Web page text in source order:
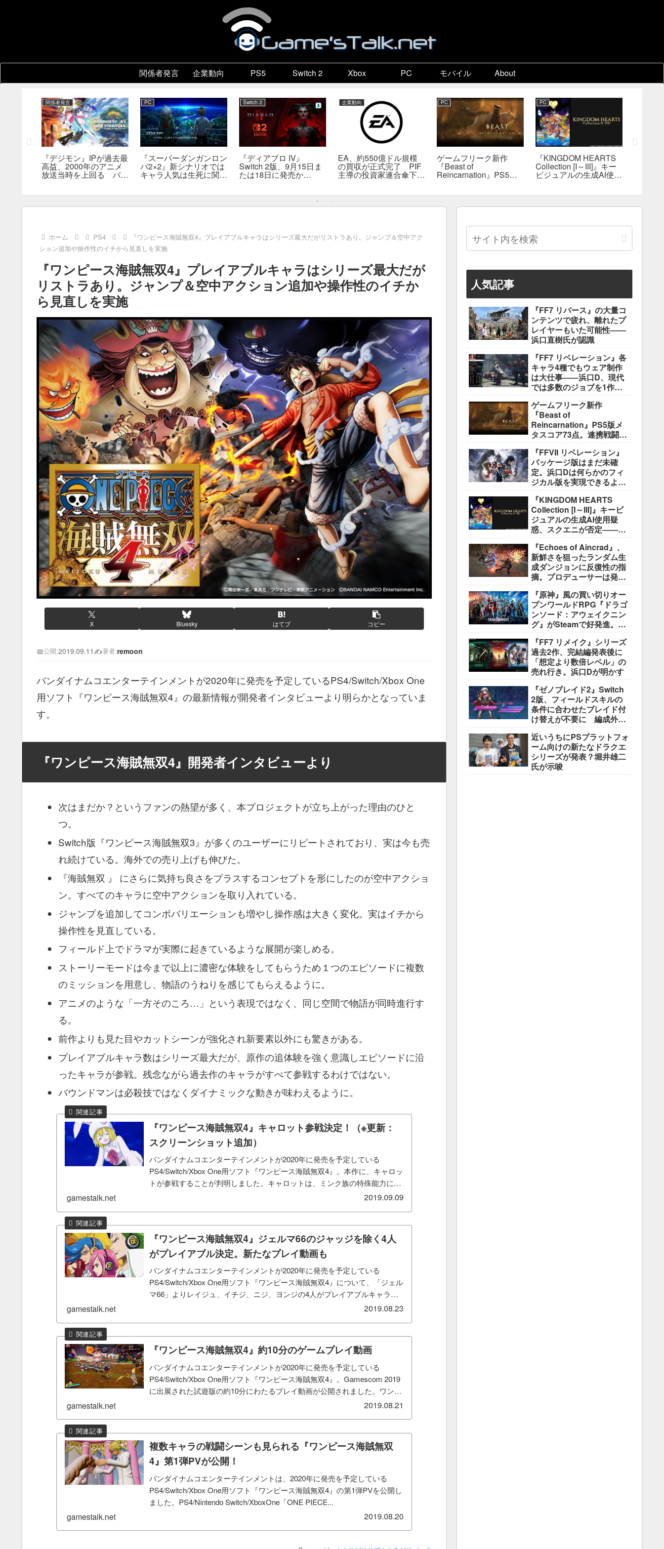
関係者発言 企業動向 PS5 Switch 2 Xbox PC モバイル About
関係者発言
『デジモン』IPが過去最
高益、2000年のアニメ
放送当時を上回る バン
PC
『スーパーダンガンロン
パ2×2』新シナリオでは
キャラ人気は生死に関係
Switch 2
『ディアブロ IV』
Switch 2版、9月15日ま
たは18日に発売か
企業動向
EA、約550億ドル規模
の買収が正式完了 PIF
主導の投資家連合傘下で
PC
ゲームフリーク新作
『Beast of
Reincarnation』PS5版
満
PC
『KINGDOM HEARTS
Collection [I～III]』キー
ビジュアルの生成AI使用
ホーム PS4
『ワンピース海賊無双4』プレイアブルキャラはシリーズ最大だがリストラあり。ジャンプ＆空中アク
ション追加や操作性のイチから見直しを実施
『ワンピース海賊無双4』プレイアブルキャラはシリーズ最大だが
リストラあり。ジャンプ＆空中アクション追加や操作性のイチか
ら見直しを実施
X Bluesky はてブ コピー
📅公開:2019.09.11 ✍️著者:remoon
バンダイナムコエンターテインメントが2020年に発売を予定しているPS4/Switch/Xbox One
用ソフト『ワンピース海賊無双4』の最新情報が開発者インタビューより明らかとなっていま
す。
『ワンピース海賊無双4』開発者インタビューより
次はまだか？というファンの熱望が多く、本プロジェクトが立ち上がった理由のひと
つ。
Switch版『ワンピース海賊無双3』が多くのユーザーにリピートされており、実は今も売
れ続けている。海外での売り上げも伸びた。
『海賊無双 』 にさらに気持ち良さをプラスするコンセプトを形にしたのが空中アクショ
ン。すべてのキャラに空中アクションを取り入れている。
ジャンプを追加してコンボバリエーションも増やし操作感は大きく変化。実はイチから
操作性を見直している。
フィールド上でドラマが実際に起きているような展開が楽しめる。
ストーリーモードは今まで以上に濃密な体験をしてもらうため１つのエピソードに複数
のミッションを用意し、物語のうねりを感じてもらえるように。
アニメのような「一方そのころ…」という表現ではなく、同じ空間で物語が同時進行す
る。
前作よりも見た目やカットシーンが強化され新要素以外にも驚きがある。
プレイアブルキャラ数はシリーズ最大だが、原作の追体験を強く意識しエピソードに沿
ったキャラが参戦。残念ながら過去作のキャラがすべて参戦するわけではない。
バウンドマンは必殺技ではなくダイナミックな動きが味わえるように。
『ワンピース海賊無双4』キャロット参戦決定！（※更新：
スクリーンショット追加）
バンダイナムコエンターテインメントが2020年に発売を予定している
PS4/Switch/Xbox One用ソフト『ワンピース海賊無双4』。本作に、キャロッ
トが参戦することが判明しました。キャロットは、ミンク族の特殊能力によ
gamestalk.net 2019.09.09
『ワンピース海賊無双4』ジェルマ66のジャッジを除く4人
がプレイアブル決定。新たなプレイ動画も
バンダイナムコエンターテインメントが2020年に発売を予定している
PS4/Switch/Xbox One用ソフト『ワンピース海賊無双4』について、「ジェル
マ66」よりレイジュ、イチジ、ニジ、ヨンジの4人がプレイアブルキャラク
gamestalk.net 2019.08.23
『ワンピース海賊無双4』約10分のゲームプレイ動画
バンダイナムコエンターテインメントが2020年に発売を予定している
PS4/Switch/Xbox One用ソフト『ワンピース海賊無双4』。Gamescom 2019
に出展された試遊版の約10分にわたるプレイ動画が公開されました。ワンピ
gamestalk.net 2019.08.21
複数キャラの戦闘シーンも見られる『ワンピース海賊無双
4』第1弾PVが公開！
バンダイナムコエンターテインメントは、2020年に発売を予定している
PS4/Switch/Xbox One用ソフト『ワンピース海賊無双4』の第1弾PVを公開し
ました。PS4/Nintendo Switch/XboxOne「ONE PIECE...
gamestalk.net 2019.08.20
人気記事
『FF7 リバース』の大量コ
ンテンツで疲れ、離れたプ
レイヤーもいた可能性――
浜口直樹氏が認識
『FF7 リベレーション』各
キャラ4種でもウェア制作
は大仕事――浜口D、現代
では多数のジョブを1作に
説明
ゲームフリーク新作
『Beast of
Reincarnation』PS5版メ
タスコア73点。連携戦闘は
き”には不満
『FFVII リベレーション』
パッケージ版はまだ未確
定。浜口Dは何らかのフィ
ジカル版を実現できるよう
『KINGDOM HEARTS
Collection [I～III]』キービ
ジュアルの生成AI使用疑
惑、スクエニが否定――不
ス」
『Echoes of Aincrad』、
新鮮さを狙ったランダム生
成ダンジョンに反復性の指
摘。プロデューサーは発売
『原神』風の買い切りオー
プンワールドRPG『ドラゴ
ンソード：アウェイクニン
グ』がSteamで好発進。価
件超で約90％好評
『FF7 リメイク』シリーズ
過去2作、完結編発表後に
「想定より数倍レベル」の
売れ行き。浜口Dが明かす
『ゼノブレイド2』Switch
2版、フィールドスキルの
条件に合わせたブレイド付
け替えが不要に 編成外の
近いうちにPSプラットフォ
ーム向けの新たなドラクエ
シリーズが発表？堀井雄二
氏が示唆